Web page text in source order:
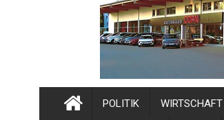
POLITIK WIRTSCHAFT